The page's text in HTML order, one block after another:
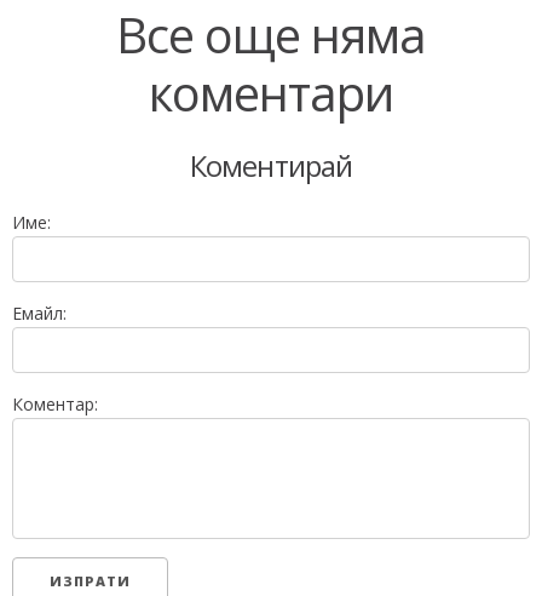
Все още няма
коментари
Коментирай
Име:
Емайл:
Коментар: